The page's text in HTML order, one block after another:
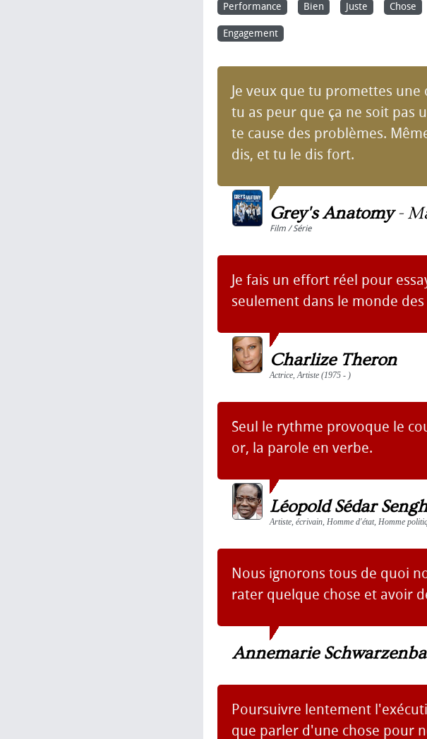
Performance Bien Juste Chose
Engagement
Je veux que tu promettes une
tu as peur que ça ne soit pas
te cause des problèmes.
dis, et tu le dis fort.
Grey's Anatomy-
Film / Série
Je fais un effort réel pour
seulement dans le monde des
Charlize Theron
Actrice, Artiste (1975 - )
Seul le rythme provoque le
or, la parole en verbe.
Léopold Sédar
Artiste, écrivain, Homme d'état, Homme
Nous ignorons tous de quoi
rater quelque chose et avoir
Annemarie
Poursuivre lentement
que parler d'une chose pour